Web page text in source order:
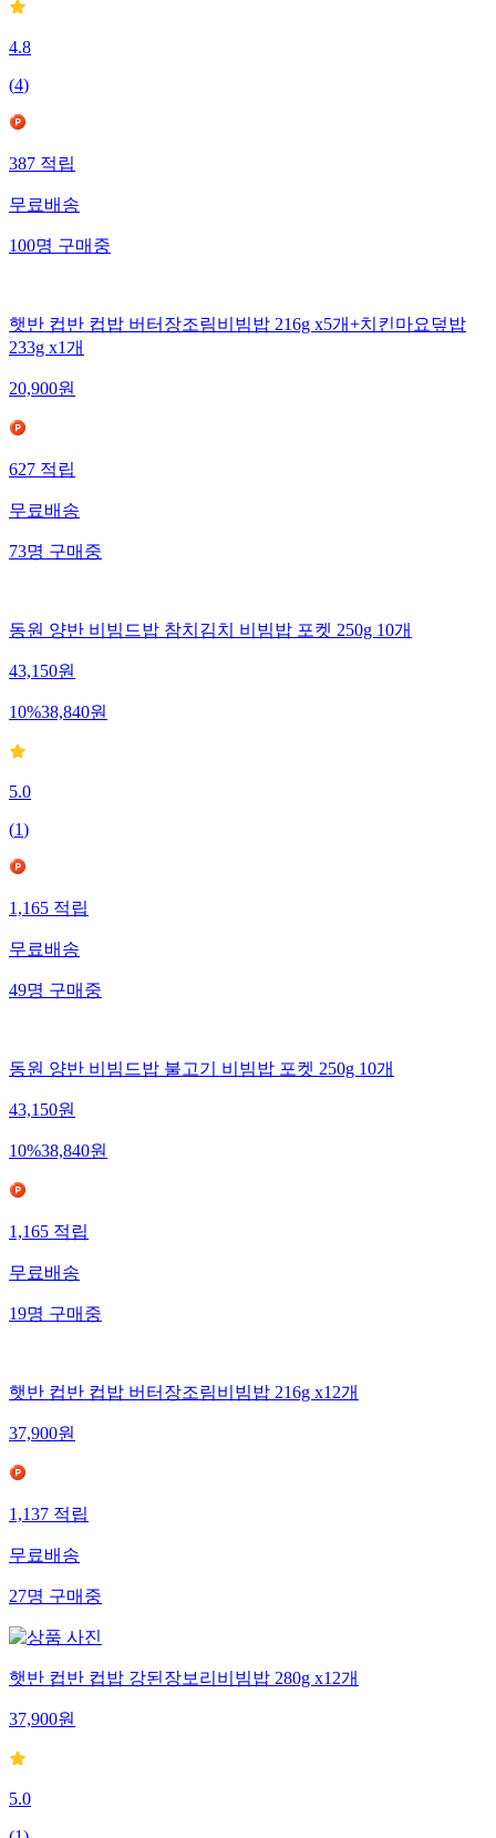
4.8
(4)
387 적립
무료배송
100명 구매중
햇반 컵반 컵밥 버터장조림비빔밥 216g x5개+치킨마요덮밥
233g x1개
20,900원
627 적립
무료배송
73명 구매중
동원 양반 비빔드밥 참치김치 비빔밥 포켓 250g 10개
43,150원
10%38,840원
5.0
(1)
1,165 적립
무료배송
49명 구매중
동원 양반 비빔드밥 불고기 비빔밥 포켓 250g 10개
43,150원
10%38,840원
1,165 적립
무료배송
19명 구매중
햇반 컵반 컵밥 버터장조림비빔밥 216g x12개
37,900원
1,137 적립
무료배송
27명 구매중
햇반 컵반 컵밥 강된장보리비빔밥 280g x12개
37,900원
5.0